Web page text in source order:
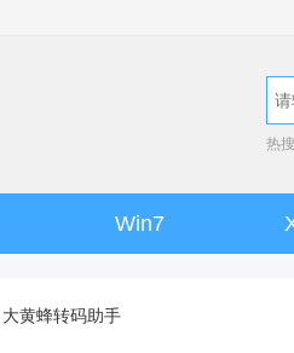
热
Win7
大黄蜂转码助手